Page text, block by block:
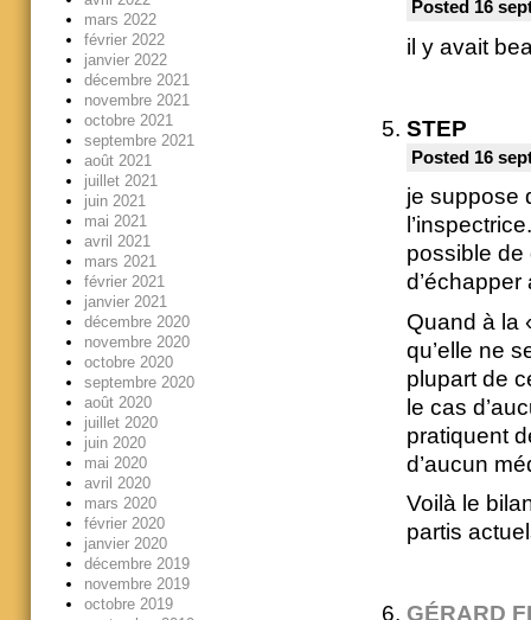
Posted 16
il y avait
STEP
Posted 16
je suppose
possible de
Quand à la
qu’elle ne
plupart de
le cas
pratiquent
d’aucun
Voilà le
partis
GÉRARD
mars 2022
février 2022
janvier 2022
décembre 2021
novembre 2021
octobre 2021
septembre 2021
août 2021
juillet 2021
juin 2021
mai 2021
avril 2021
mars 2021
février 2021
janvier 2021
décembre 2020
novembre 2020
octobre 2020
septembre 2020
août 2020
juillet 2020
juin 2020
mai 2020
avril 2020
mars 2020
février 2020
janvier 2020
décembre 2019
novembre 2019
octobre 2019